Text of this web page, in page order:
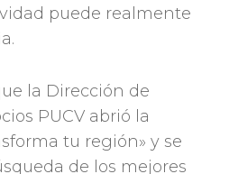
puede realmente
la Dirección de
PUCV abrió la
tu región» y se
de los mejores